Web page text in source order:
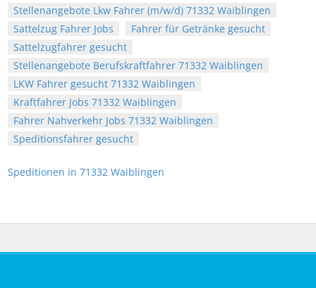
Stellenangebote Lkw Fahrer (m/w/d) 71332 Waiblingen
Sattelzug Fahrer Jobs
Fahrer für Getränke gesucht
Sattelzugfahrer gesucht
Stellenangebote Berufskraftfahrer 71332 Waiblingen
LKW Fahrer gesucht 71332 Waiblingen
Kraftfahrer Jobs 71332 Waiblingen
Fahrer Nahverkehr Jobs 71332 Waiblingen
Speditionsfahrer gesucht
Speditionen in 71332 Waiblingen